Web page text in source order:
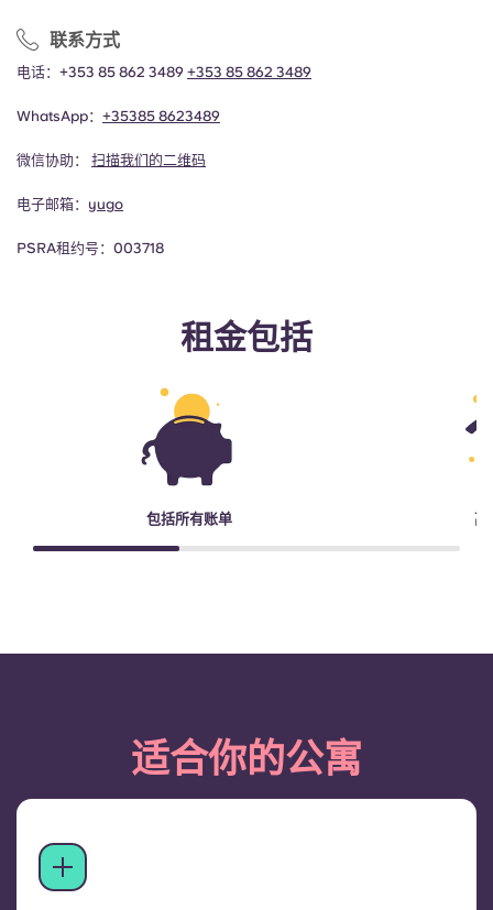
联系方式
电话：+353 85 862 3489 +353 85 862 3489
WhatsApp： +35385 8623489
微信协助： 扫描我们的二维码
电子邮箱： yugo
PSRA租约号：003718
租金包括
包括所有账单 高
适合你的公寓